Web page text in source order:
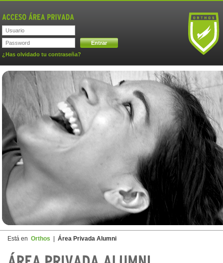
Entrar
¿Has olvidado tu contraseña?
Está en Orthos Área Privada Alumni